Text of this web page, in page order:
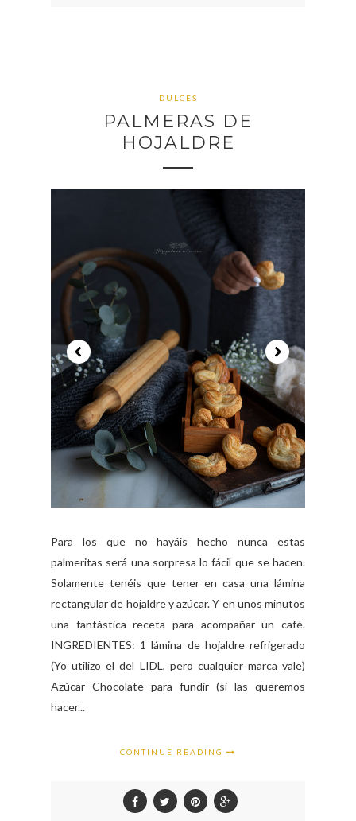
DULCES
PALMERAS DE
HOJALDRE
Para los que no hayáis hecho nunca estas
palmeritas será una sorpresa lo fácil que se hacen.
Solamente tenéis que tener en casa una lámina
rectangular de hojaldre y azúcar. Y en unos minutos
una fantástica receta para acompañar un café.
INGREDIENTES: 1 lámina de hojaldre refrigerado
(Yo utilizo el del LIDL, pero cualquier marca vale)
Azúcar Chocolate para fundir (si las queremos
hacer...
CONTINUE READING